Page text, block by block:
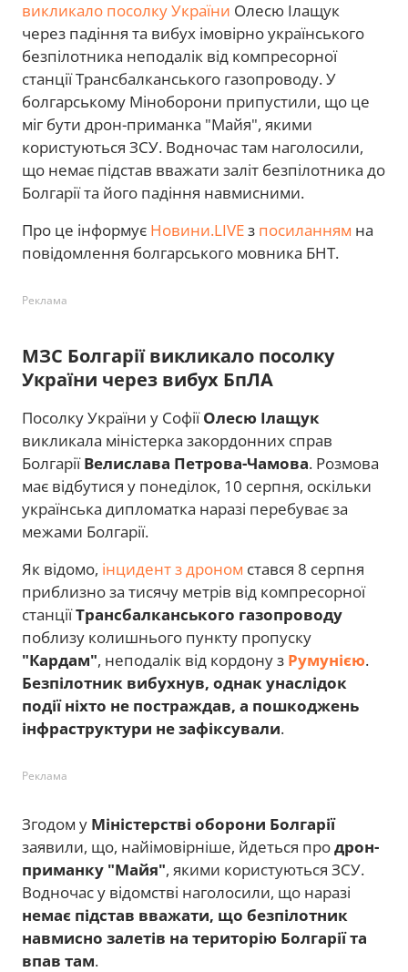
викликало посолку України Олесю Ілащук
через падіння та вибух імовірно українського
безпілотника неподалік від компресорної
станції Трансбалканського газопроводу. У
болгарському Міноборони припустили, що це
міг бути дрон-приманка "Майя", якими
користуються ЗСУ. Водночас там наголосили,
що немає підстав вважати заліт безпілотника до
Болгарії та його падіння навмисними.
Про це інформує Новини.LIVEз посиланням на
повідомлення болгарського мовника БНТ.
Реклама
МЗС Болгарії викликало посолку
України через вибух БпЛА
Посолку України у СофіїОлесю Ілащук
викликала міністерка закордонних справ
БолгаріїВелислава Петрова-Чамова. Розмова
має відбутися у понеділок, 10 серпня, оскільки
українська дипломатка наразі перебуває за
межами Болгарії.
Як відомо, інцидент з дроном стався 8 серпня
приблизно за тисячу метрів від компресорної
станціїТрансбалканського газопроводу
поблизу колишнього пункту пропуску
"Кардам", неподалік від кордону з Румунією.
Безпілотник вибухнув, однак унаслідок
події ніхто не постраждав, а пошкоджень
інфраструктури не зафіксували.
Реклама
Згодом у Міністерстві оборони Болгарії
заявили, що, найімовірніше, йдеться продрон-
приманку "Майя", якими користуються ЗСУ.
Водночас у відомстві наголосили, що наразі
немає підстав вважати, що безпілотник
навмисно залетів на територію Болгарії та
впав там.